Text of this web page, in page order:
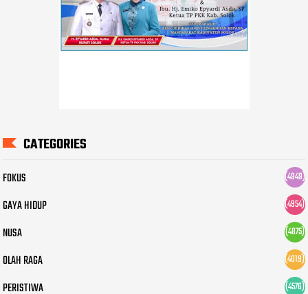
CATEGORIES
FOKUS (4949)
GAYA HIDUP (4954)
NUSA (4875)
OLAH RAGA (4019)
PERISTIWA (4576)